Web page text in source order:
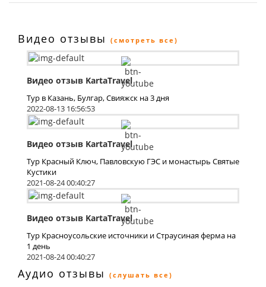
Видео отзывы (смотреть все)
Видео отзыв KartaTravel
Тур в Казань, Булгар, Свияжск на 3 дня
2022-08-13 16:56:53
Видео отзыв KartaTravel
Тур Красный Ключ, Павловскую ГЭС и монастырь Святые
Кустики
2021-08-24 00:40:27
Видео отзыв KartaTravel
Тур Красноусольские источники и Страусиная ферма на
1 день
2021-08-24 00:40:27
Аудио отзывы (слушать все)